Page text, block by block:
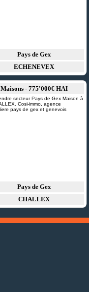
Pays de Gex
ECHENEVEX
Maisons - 775'000€ HAI
Pays de Gex
CHALLEX